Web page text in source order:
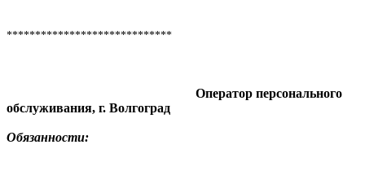
*****************************
Оператор персонального
обслуживания, г. Волгоград
Обязанности: